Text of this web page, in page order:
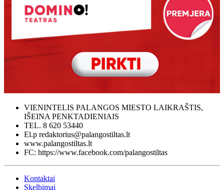
VIENINTELIS PALANGOS MIESTO LAIKRAŠTIS,
IŠEINA PENKTADIENIAIS
TEL. 8 620 53440
El.p redaktorius@palangostiltas.lt
www.palangostiltas.lt
FC: https://www.facebook.com/palangostiltas
Kontaktai
Skelbimai